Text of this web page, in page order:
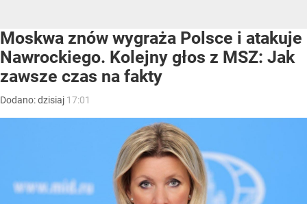
Moskwa znów wygraża Polsce i atakuje
Nawrockiego. Kolejny głos z MSZ: Jak
zawsze czas na fakty
Dodano:dzisiaj 17:01